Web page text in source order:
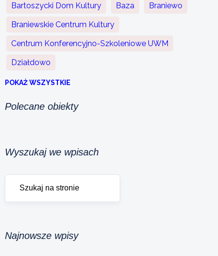
Bartoszycki Dom Kultury Baza Braniewo
Braniewskie Centrum Kultury
Centrum Konferencyjno-Szkoleniowe UWM
Działdowo
POKAŻ WSZYSTKIE
Polecane obiekty
Wyszukaj we wpisach
Najnowsze wpisy